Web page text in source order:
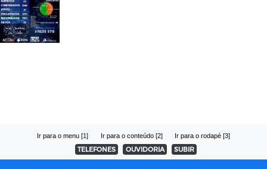
Ir para o menu [1] Ir para o conteúdo [2] Ir para o rodapé [3]
TELEFONES OUVIDORIA SUBIR